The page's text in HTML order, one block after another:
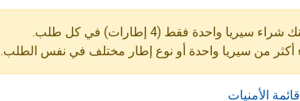
سيريا واحدة فقط (4 إطارات) في كل طلب.
أكثر من سيريا واحدة أو نوع إطار مختلف في نفس الطلب.